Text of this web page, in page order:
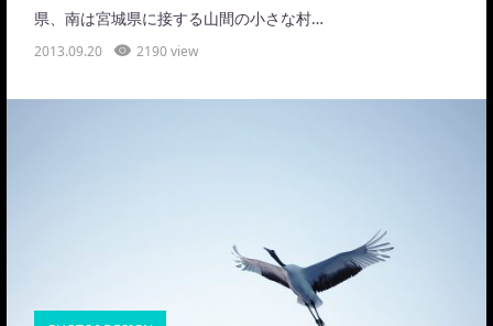
県、南は宮城県に接する山間の小さな村…
2013.09.20 2190 view